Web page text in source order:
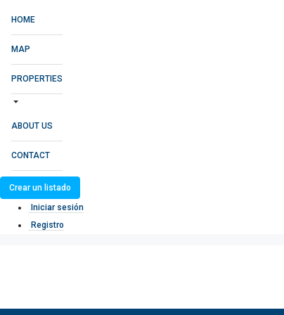
HOME
MAP
PROPERTIES
ABOUT US
CONTACT
Crear un listado
Iniciar sesión
Registro